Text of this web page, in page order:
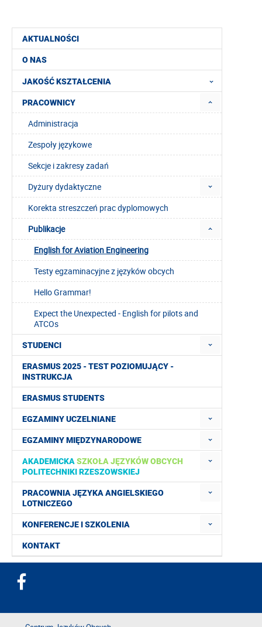
AKTUALNOŚCI
O NAS
JAKOŚĆ KSZTAŁCENIA
PRACOWNICY
Administracja
Zespoły językowe
Sekcje i zakresy zadań
Dyżury dydaktyczne
Korekta streszczeń prac dyplomowych
Publikacje
English for Aviation Engineering
Testy egzaminacyjne z języków obcych
Hello Grammar!
Expect the Unexpected - English for pilots and
ATCOs
STUDENCI
ERASMUS 2025 - TEST POZIOMUJĄCY -
INSTRUKCJA
ERASMUS STUDENTS
EGZAMINY UCZELNIANE
EGZAMINY MIĘDZYNARODOWE
AKADEMICKA SZKOŁA JĘZYKÓW OBCYCH
POLITECHNIKI RZESZOWSKIEJ
PRACOWNIA JĘZYKA ANGIELSKIEGO
LOTNICZEGO
KONFERENCJE I SZKOLENIA
KONTAKT